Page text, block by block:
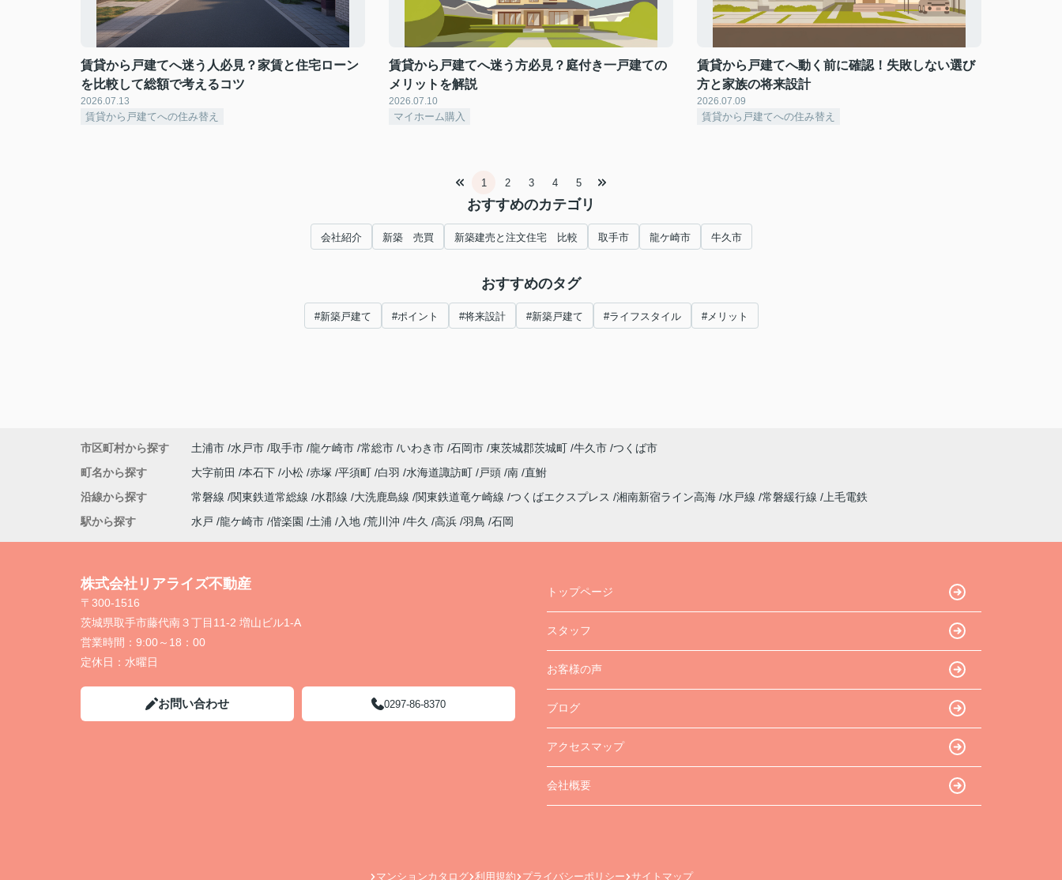
賃貸から戸建てへ迷う人必見？家賃と住宅ローン
を比較して総額で考えるコツ
2026.07.13
賃貸から戸建てへの住み替え
賃貸から戸建てへ迷う方必見？庭付き一戸建ての
メリットを解説
2026.07.10
マイホーム購入
賃貸から戸建てへ動く前に確認！失敗しない選び
方と家族の将来設計
2026.07.09
賃貸から戸建てへの住み替え
1 2 3 4 5
おすすめのカテゴリ
会社紹介 新築 売買 新築建売と注文住宅 比較 取手市 龍ケ崎市 牛久市
おすすめのタグ
#新築戸建て #ポイント #将来設計 #新築戸建て #ライフスタイル #メリット
市区町村から探す 土浦市 水戸市 取手市 龍ケ崎市 常総市 いわき市 石岡市 東茨城郡茨城町 牛久市 つくば市
町名から探す
大字前田 本石下 小松 赤塚 平須町 白羽 水海道諏訪町 戸頭 南 直鮒
沿線から探す
常磐線 関東鉄道常総線 水郡線 大洗鹿島線 関東鉄道竜ケ崎線 つくばエクスプレス 湘南新宿ライン高海 水戸線 常磐緩行線
上毛電鉄
駅から探す
水戸 龍ケ崎市 偕楽園 土浦 入地 荒川沖 牛久 高浜 羽鳥 石岡
株式会社リアライズ不動産
〒300-1516
茨城県取手市藤代南３丁目11-2 増山ビル1-A
営業時間： 9:00～18：00
定休日： 水曜日
お問い合わせ 0297-86-8370
トップページ
スタッフ
お客様の声
ブログ
アクセスマップ
会社概要
マンションカタログ 利用規約 プライバシーポリシー サイトマップ